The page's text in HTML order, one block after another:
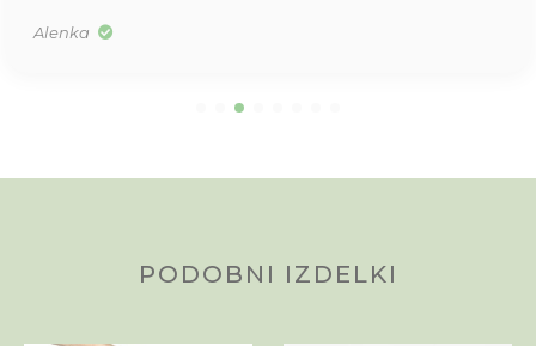
PODOBNI IZDELKI